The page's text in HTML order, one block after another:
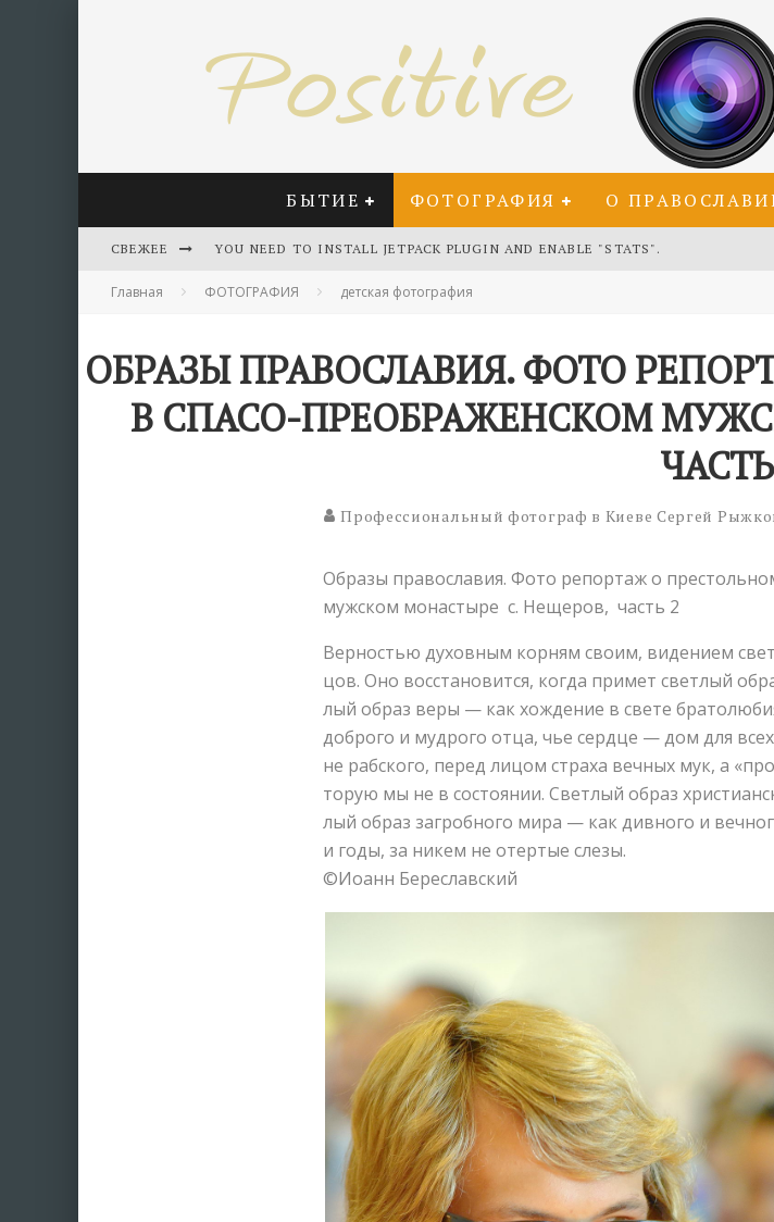
БЫТИЕ ФОТОГРАФИЯ О
СВЕЖЕЕ YOU NEED TO INSTALL JETPACK PLUGIN AND ENABLE "STATS".
Главная ФОТОГРАФИЯ детская фотография
ОБРАЗЫ ПРАВОСЛАВИЯ. ФОТО
В СПАСО-ПРЕОБРАЖЕНСКОМ
Профессиональный фотограф в Киеве Сергей
Образы православия. Фото репортаж о
мужском монастыре с. Нещеров, часть 2
Вер­но­стью ду­хов­ным кор­ням сво­им, ви­де­ни­ем
цов. Оно вос­ста­но­вит­ся, ко­гда при­мет свет­лый
лый об­раз ве­ры — как хо­ж­де­ние в све­те
доб­ро­го и муд­ро­го от­ца, чье серд­це — дом для
не раб­ско­го, пе­ред ли­цом стра­ха веч­ных мук, а
то­рую мы не в со­стоя­нии. Свет­лый об­раз
лый об­раз за­гроб­но­го ми­ра — как див­но­го и
и го­ды, за ни­кем не отер­тые сле­зы.
©Иоанн Береславский